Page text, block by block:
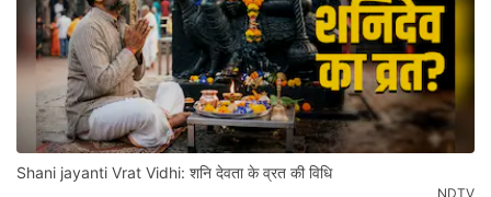
Shani jayanti Vrat Vidhi: शनि देवता के व्रत की विधि
NDTV